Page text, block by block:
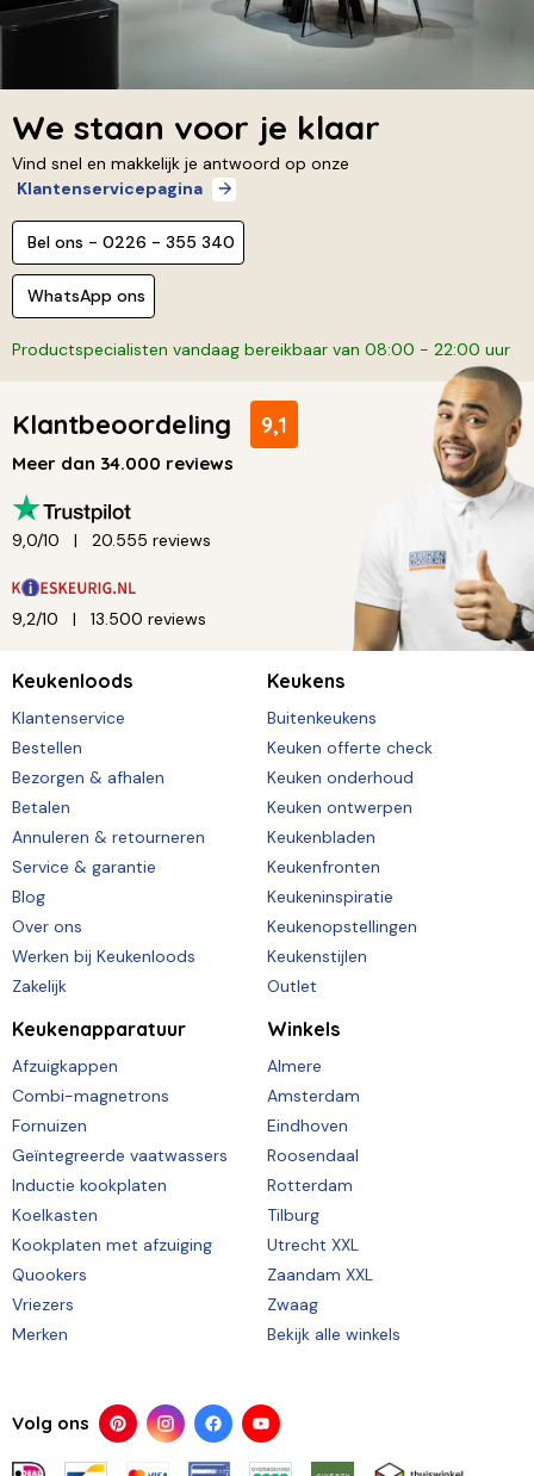
We staan voor je klaar
Vind snel en makkelijk je antwoord op onze
Klantenservicepagina
Bel ons - 0226 - 355 340
WhatsApp ons
Productspecialisten vandaag bereikbaar van 08:00 - 22:00 uur
Klantbeoordeling 9,1
Meer dan 34.000 reviews
9,0/10 20.555 reviews
9,2/10 13.500 reviews
Keukenloods
Klantenservice
Bestellen
Bezorgen & afhalen
Betalen
Annuleren & retourneren
Service & garantie
Blog
Over ons
Werken bij Keukenloods
Zakelijk
Keukens
Buitenkeukens
Keuken offerte check
Keuken onderhoud
Keuken ontwerpen
Keukenbladen
Keukenfronten
Keukeninspiratie
Keukenopstellingen
Keukenstijlen
Outlet
Keukenapparatuur
Afzuigkappen
Combi-magnetrons
Fornuizen
Geïntegreerde vaatwassers
Inductie kookplaten
Koelkasten
Kookplaten met afzuiging
Quookers
Vriezers
Merken
Winkels
Almere
Amsterdam
Eindhoven
Roosendaal
Rotterdam
Tilburg
Utrecht XXL
Zaandam XXL
Zwaag
Bekijk alle winkels
Volg ons